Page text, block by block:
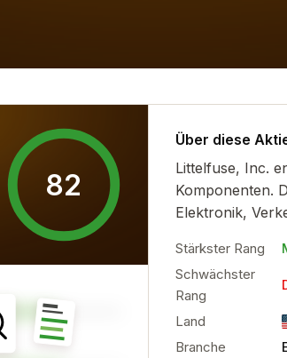
82
Über diese
Littelfuse, Inc.
Komponenten.
Elektronik,
und die...
Stärkster Rang
Schwächster
Rang
Land
Branche